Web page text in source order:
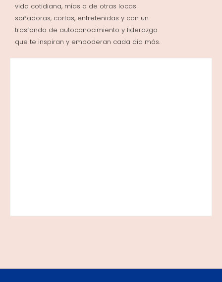
vida cotidiana, mías o de otras locas
soñadoras, cortas, entretenidas y con un
trasfondo de autoconocimiento y liderazgo
que te inspiran y empoderan cada día más.